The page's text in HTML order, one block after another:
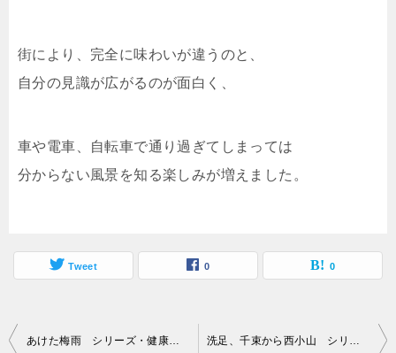
街により、完全に味わいが違うのと、
自分の見識が広がるのが面白く、
車や電車、自転車で通り過ぎてしまっては
分からない風景を知る楽しみが増えました。
Tweet 0 0
投
あけた梅雨 シリーズ・健康への道 洗足、千束から西小山 シリーズ・健康への道